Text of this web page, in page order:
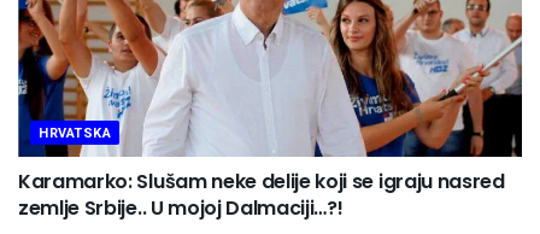
HRVATSKA
Karamarko: Slušam neke delije koji se igraju nasred
zemlje Srbije.. U mojoj Dalmaciji…?!